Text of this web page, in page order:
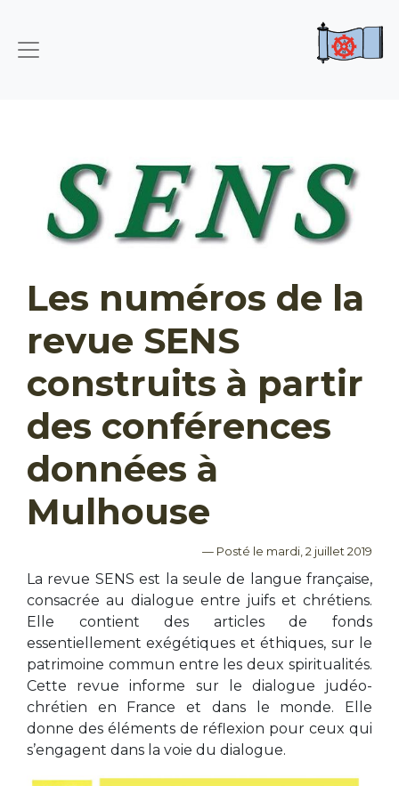
Les numéros de la
revue SENS
construits à partir
des conférences
données à
Mulhouse
— Posté le mardi, 2 juillet 2019
La revue SENS est la seule de langue française,
consacrée au dialogue entre juifs et chrétiens.
Elle contient des articles de fonds
essentiellement exégétiques et éthiques, sur le
patrimoine commun entre les deux spiritualités.
Cette revue informe sur le dialogue judéo-
chrétien en France et dans le monde. Elle
donne des éléments de réflexion pour ceux qui
s’engagent dans la voie du dialogue.